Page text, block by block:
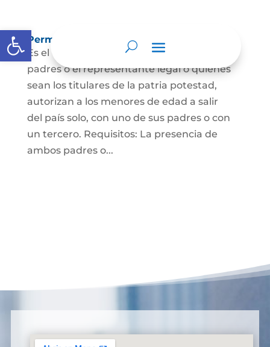
Abrir barra de herramientas
Permisos de salida de país temporal
Es el documento mediante el cual los
padres o el representante legal o quienes
sean los titulares de la patria potestad,
autorizan a los menores de edad a salir
del país solo, con uno de sus padres o con
un tercero. Requisitos: La presencia de
ambos padres o...